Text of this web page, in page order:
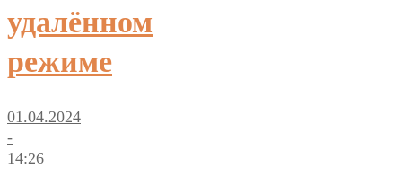
удалённом
режиме
01.04.2024
-
14:26